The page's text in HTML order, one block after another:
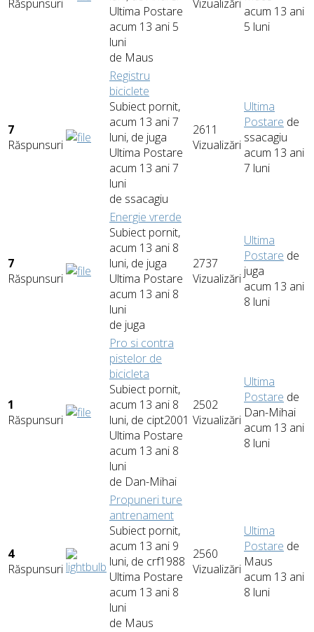
Răspunsuri
Ultima Postare
acum 13 ani 5
luni
de Maus
Vizualizări acum 13 ani
5 luni
7
Răspunsuri
Registru
biciclete
Subiect pornit,
acum 13 ani 7
luni, de juga
Ultima Postare
acum 13 ani 7
luni
de ssacagiu
2611
Vizualizări
Ultima
Postare de
ssacagiu
acum 13 ani
7 luni
7
Răspunsuri
Energie vrerde
Subiect pornit,
acum 13 ani 8
luni, de juga
Ultima Postare
acum 13 ani 8
luni
de juga
2737
Vizualizări
Ultima
Postare de
juga
acum 13 ani
8 luni
1
Răspunsuri
Pro si contra
pistelor de
bicicleta
Subiect pornit,
acum 13 ani 8
luni, de cipt2001
Ultima Postare
acum 13 ani 8
luni
de Dan-Mihai
2502
Vizualizări
Ultima
Postare de
Dan-Mihai
acum 13 ani
8 luni
4
Răspunsuri
Propuneri ture
antrenament
Subiect pornit,
acum 13 ani 9
luni, de crf1988
Ultima Postare
acum 13 ani 8
luni
de Maus
2560
Vizualizări
Ultima
Postare de
Maus
acum 13 ani
8 luni